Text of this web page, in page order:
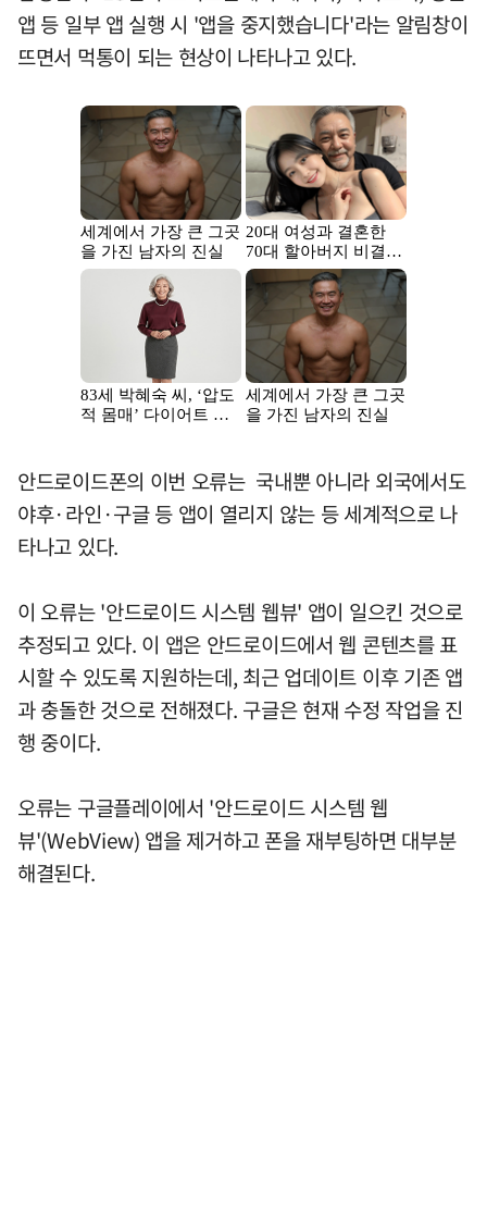
앱 등 일부 앱 실행 시 '앱을 중지했습니다'라는 알림창이
뜨면서 먹통이 되는 현상이 나타나고 있다.
안드로이드폰의 이번 오류는 국내뿐 아니라 외국에서도
야후·라인·구글 등 앱이 열리지 않는 등 세계적으로 나
타나고 있다.
이 오류는 '안드로이드 시스템 웹뷰' 앱이 일으킨 것으로
추정되고 있다. 이 앱은 안드로이드에서 웹 콘텐츠를 표
시할 수 있도록 지원하는데, 최근 업데이트 이후 기존 앱
과 충돌한 것으로 전해졌다. 구글은 현재 수정 작업을 진
행 중이다.
오류는 구글플레이에서 '안드로이드 시스템 웹
뷰'(WebView) 앱을 제거하고 폰을 재부팅하면 대부분
해결된다.